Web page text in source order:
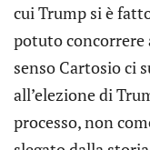
cui Trump si è
potuto concorrere
senso Cartosio ci
all’elezione di
processo, non